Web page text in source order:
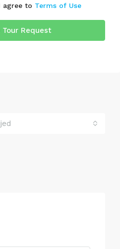
agree to Terms of Use
Request